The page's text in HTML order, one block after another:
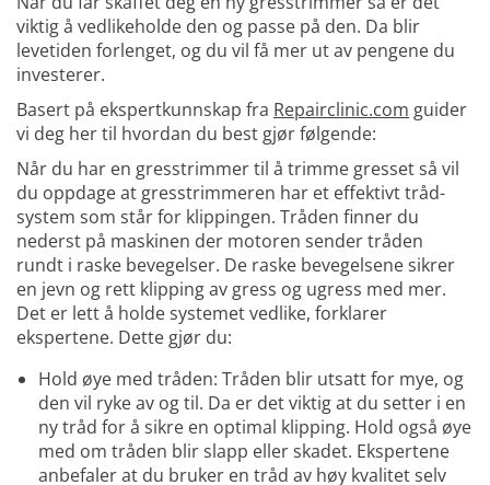
viktig å vedlikeholde den og passe på den. Da blir
levetiden forlenget, og du vil få mer ut av pengene du
investerer.
Basert på ekspertkunnskap fra Repairclinic.com guider
vi deg her til hvordan du best gjør følgende:
Når du har en gresstrimmer til å trimme gresset så vil
du oppdage at gresstrimmeren har et effektivt tråd-
system som står for klippingen. Tråden finner du
nederst på maskinen der motoren sender tråden
rundt i raske bevegelser. De raske bevegelsene sikrer
en jevn og rett klipping av gress og ugress med mer.
Det er lett å holde systemet vedlike, forklarer
ekspertene. Dette gjør du:
Hold øye med tråden: Tråden blir utsatt for mye, og
den vil ryke av og til. Da er det viktig at du setter i en
ny tråd for å sikre en optimal klipping. Hold også øye
med om tråden blir slapp eller skadet. Ekspertene
anbefaler at du bruker en tråd av høy kvalitet selv